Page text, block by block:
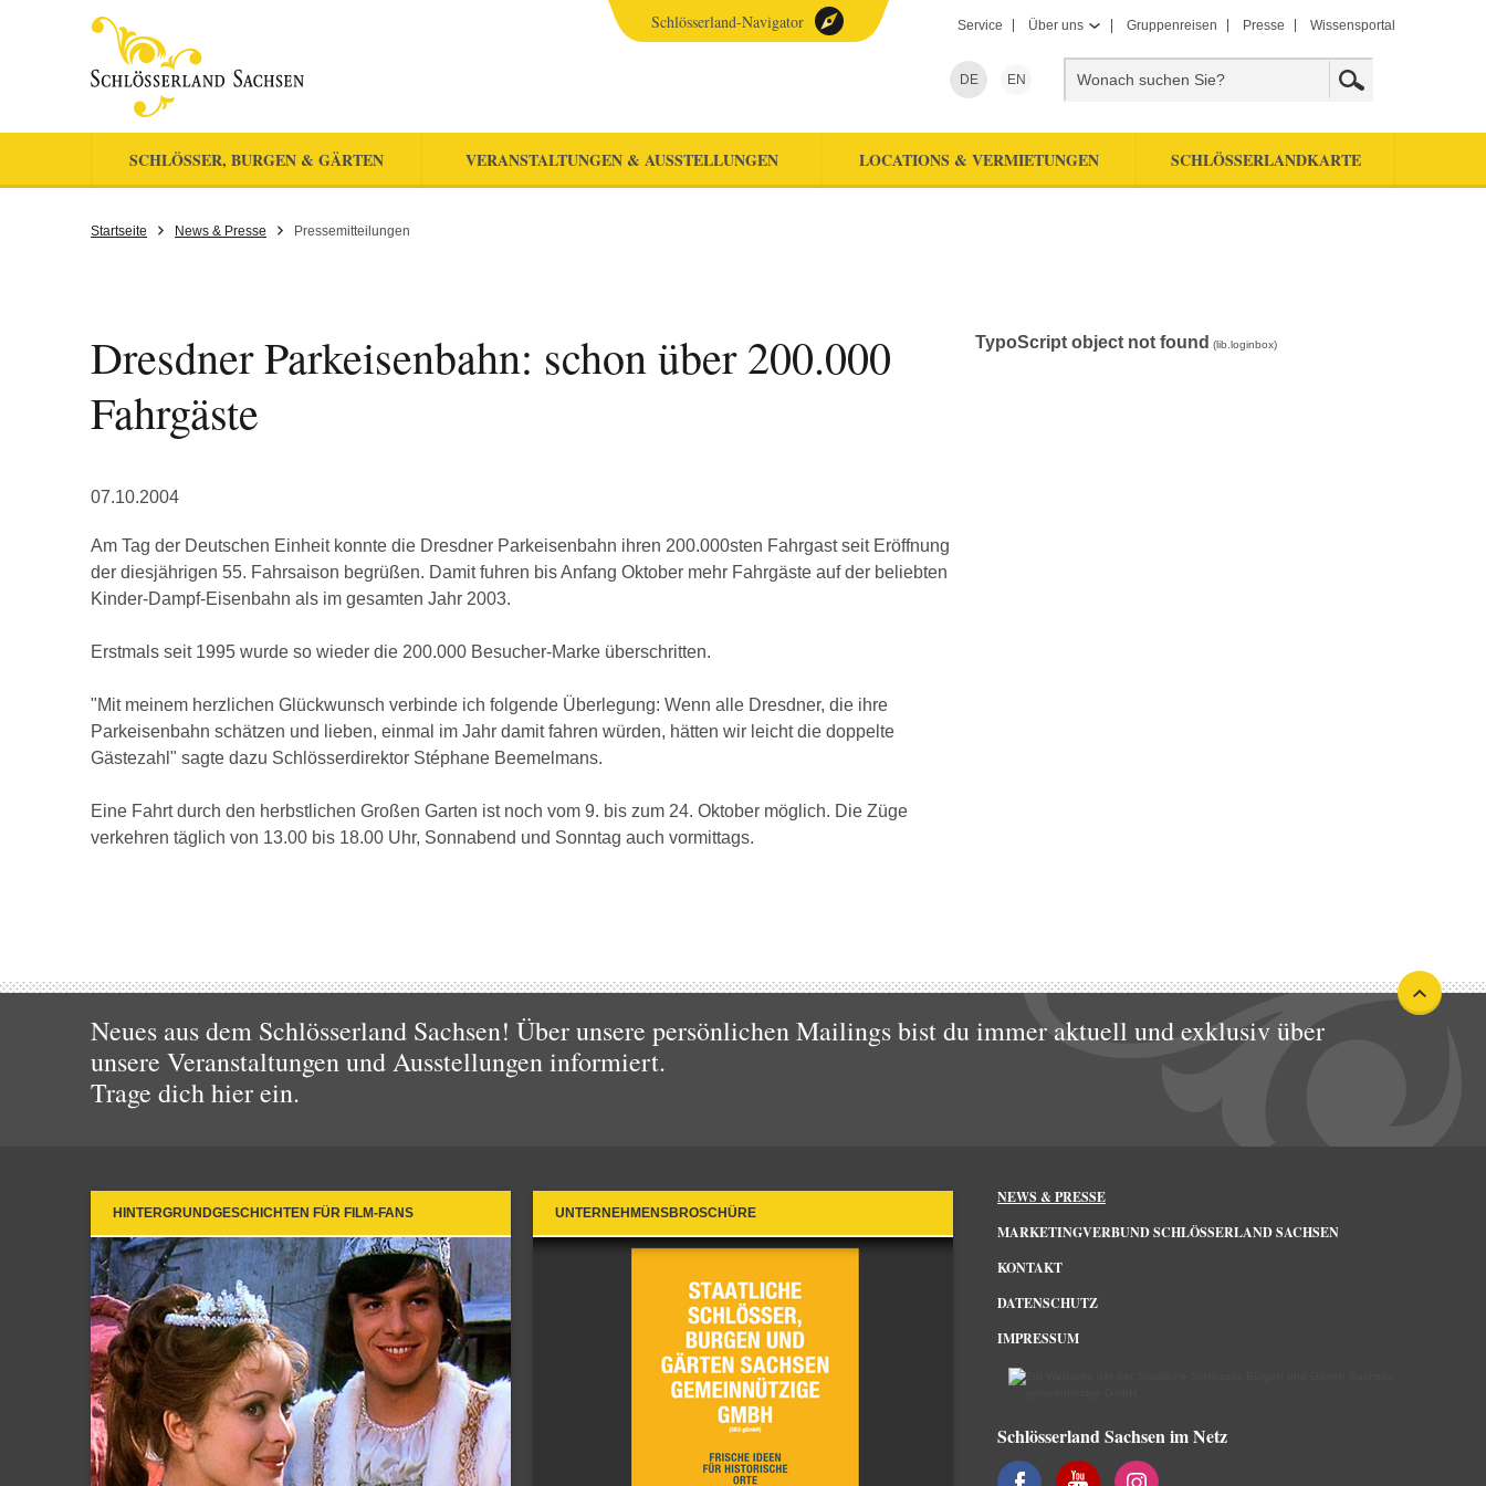
Service Über uns Gruppenreisen Presse Wissensportal
DE EN
SCHLÖSSER, BURGEN & GÄRTEN VERANSTALTUNGEN & AUSSTELLUNGEN LOCATIONS & VERMIETUNGEN SCHLÖSSERLANDKARTE
Schlösserland-Navigator
Startseite News & Presse Pressemitteilungen
Dresdner Parkeisenbahn: schon über 200.000
Fahrgäste
07.10.2004
Am Tag der Deutschen Einheit konnte die Dresdner Parkeisenbahn ihren 200.000sten Fahrgast seit Eröffnung
der diesjährigen 55. Fahrsaison begrüßen. Damit fuhren bis Anfang Oktober mehr Fahrgäste auf der beliebten
Kinder-Dampf-Eisenbahn als im gesamten Jahr 2003.
Erstmals seit 1995 wurde so wieder die 200.000 Besucher-Marke überschritten.
"Mit meinem herzlichen Glückwunsch verbinde ich folgende Überlegung: Wenn alle Dresdner, die ihre
Parkeisenbahn schätzen und lieben, einmal im Jahr damit fahren würden, hätten wir leicht die doppelte
Gästezahl" sagte dazu Schlösserdirektor Stéphane Beemelmans.
Eine Fahrt durch den herbstlichen Großen Garten ist noch vom 9. bis zum 24. Oktober möglich. Die Züge
verkehren täglich von 13.00 bis 18.00 Uhr, Sonnabend und Sonntag auch vormittags.
TypoScript object not found (lib.loginbox)
Neues aus dem Schlösserland Sachsen! Über unsere persönlichen Mailings bist du immer aktuell und exklusiv über
unsere Veranstaltungen und Ausstellungen informiert.
Trage dich hier ein.
HINTERGRUNDGESCHICHTEN FÜR FILM-FANS UNTERNEHMENSBROSCHÜRE
NEWS & PRESSE
MARKETINGVERBUND SCHLÖSSERLAND SACHSEN
KONTAKT
DATENSCHUTZ
IMPRESSUM
Schlösserland Sachsen im Netz